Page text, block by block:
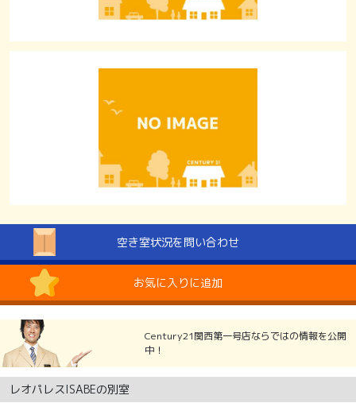
空き室状況を問い合わせ
お気に入りに追加
Century21関西第一号店ならではの情報を公開
中！
レオパレスISABEの別室